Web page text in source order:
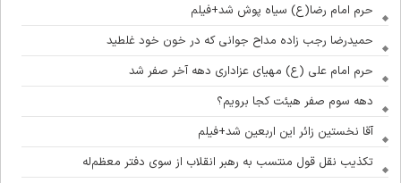
حرم امام رضا(ع) سیاه پوش شد+فیلم
حمیدرضا رجب زاده مداح جوانی که در خون خود غلطید
حرم امام علی (ع) مهیای عزاداری دهه آخر صفر شد
دهه سوم صفر هیئت کجا برویم؟
آقا نخستین زائر این اربعین شد+فیلم
تکذیب نقل قول منتسب به رهبر انقلاب از سوی دفتر معظم‌له